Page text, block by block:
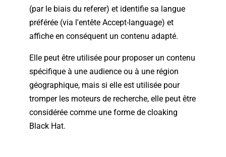
(par le biais du referer) et identifie sa langue
préférée (via l'entête Accept-language) et
affiche en conséquent un contenu adapté.
Elle peut être utilisée pour proposer un contenu
spécifique à une audience ou à une région
géographique, mais si elle est utilisée pour
tromper les moteurs de recherche, elle peut être
considérée comme une forme de cloaking
Black Hat.